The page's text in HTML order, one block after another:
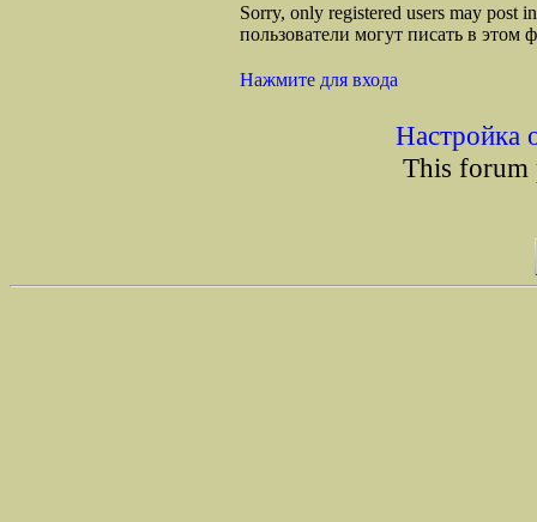
Sorry, only registered users may post
пользователи могут писать в этом
Нажмите для входа
Настройка
This